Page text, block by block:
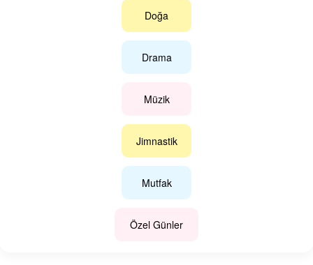
Doğa
Drama
Müzik
Jimnastik
Mutfak
Özel Günler